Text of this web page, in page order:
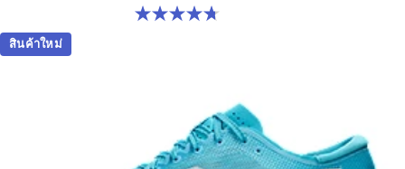
4.7 จาก 5 ดาว 327 รีวิว
สินค้าใหม่